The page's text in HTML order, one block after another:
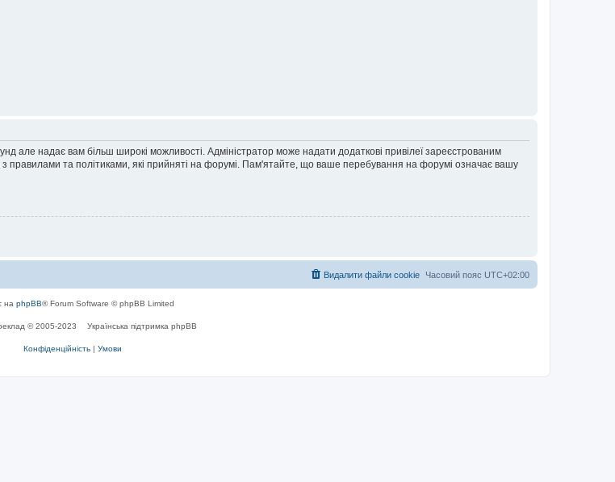
але надає вам більш широкі можливості. Адміністратор може надати додаткові привілеї зареєстрованим
правилами та політиками, які прийняті на форумі. Пам'ятайте, що ваше перебування на форумі означає вашу
Часовий пояс UTC+02:00
Видалити файли cookie
на phpBB® Forum Software © phpBB Limited
© 2005-2023 Українська підтримка phpBB
Конфіденційність | Умови